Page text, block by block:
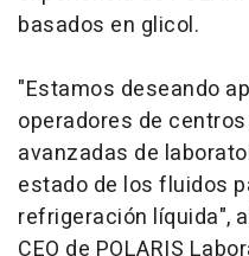
basados en glicol.
"Estamos deseando
operadores de
avanzadas de
estado de los fluidos
refrigeración líquida",